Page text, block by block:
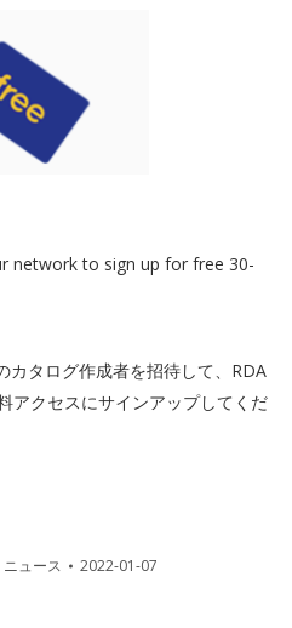
network to sign up for free 30-
カタログ作成者を招待して、RDA
アクセスにサインアップしてくだ
ニュース 2022-01-07